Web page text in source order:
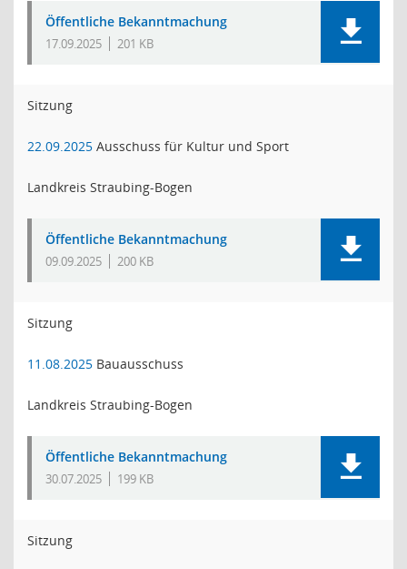
Öffentliche Bekanntmachung
17.09.2025 201 KB
Sitzung
22.09.2025 Ausschuss für Kultur und Sport
Landkreis Straubing-Bogen
Öffentliche Bekanntmachung
09.09.2025 200 KB
Sitzung
11.08.2025 Bauausschuss
Landkreis Straubing-Bogen
Öffentliche Bekanntmachung
30.07.2025 199 KB
Sitzung